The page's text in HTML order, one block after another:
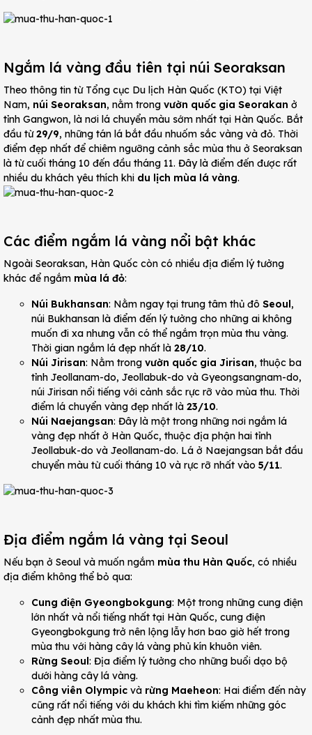
Ngắm lá vàng đầu tiên tại núi Seoraksan
Theo thông tin từ Tổng cục Du lịch Hàn Quốc (KTO) tại Việt
Nam, núi Seoraksan, nằm trong vườn quốc gia Seorakan ở
tỉnh Gangwon, là nơi lá chuyển màu sớm nhất tại Hàn Quốc. Bắt
đầu từ29/9, những tán lá bắt đầu nhuốm sắc vàng và đỏ. Thời
điểm đẹp nhất để chiêm ngưỡng cảnh sắc mùa thu ở Seoraksan
là từ cuối tháng 10 đến đầu tháng 11. Đây là điểm đến được rất
nhiều du khách yêu thích khi du lịch mùa lá vàng.
Các điểm ngắm lá vàng nổi bật khác
Ngoài Seoraksan, Hàn Quốc còn có nhiều địa điểm lý tưởng
khác để ngắm mùa lá đỏ:
Núi Bukhansan: Nằm ngay tại trung tâm thủ đô Seoul,
núi Bukhansan là điểm đến lý tưởng cho những ai không
muốn đi xa nhưng vẫn có thể ngắm trọn mùa thu vàng.
Thời gian ngắm lá đẹp nhất là 28/10.
Núi Jirisan: Nằm trong vườn quốc gia Jirisan, thuộc ba
tỉnh Jeollanam-do, Jeollabuk-do và Gyeongsangnam-do,
núi Jirisan nổi tiếng với cảnh sắc rực rỡ vào mùa thu. Thời
điểm lá chuyển vàng đẹp nhất là 23/10.
Núi Naejangsan: Đây là một trong những nơi ngắm lá
vàng đẹp nhất ở Hàn Quốc, thuộc địa phận hai tỉnh
Jeollabuk-do và Jeollanam-do. Lá ở Naejangsan bắt đầu
chuyển màu từ cuối tháng 10 và rực rỡ nhất vào 5/11.
Địa điểm ngắm lá vàng tại Seoul
Nếu bạn ở Seoul và muốn ngắm mùa thu Hàn Quốc, có nhiều
địa điểm không thể bỏ qua:
Cung điện Gyeongbokgung: Một trong những cung điện
lớn nhất và nổi tiếng nhất tại Hàn Quốc, cung điện
Gyeongbokgung trở nên lộng lẫy hơn bao giờ hết trong
mùa thu với hàng cây lá vàng phủ kín khuôn viên.
Rừng Seoul: Địa điểm lý tưởng cho những buổi dạo bộ
dưới hàng cây lá vàng.
Công viên Olympic và rừng Maeheon: Hai điểm đến này
cũng rất nổi tiếng với du khách khi tìm kiếm những góc
cảnh đẹp nhất mùa thu.